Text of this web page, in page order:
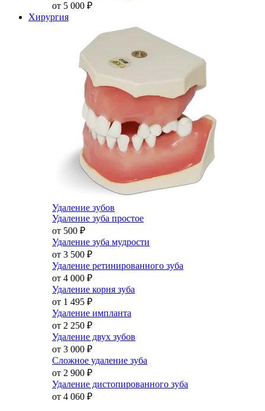
от 5 000 ₽
Хирургия
Удаление зубов
Удаление зуба простое
от 500 ₽
Удаление зуба мудрости
от 3 500 ₽
Удаление ретинированного зуба
от 4 000 ₽
Удаление корня зуба
от 1 495 ₽
Удаление импланта
от 2 250 ₽
Удаление двух зубов
от 3 000 ₽
Сложное удаление зуба
от 2 900 ₽
Удаление дистопированного зуба
от 4 060 ₽